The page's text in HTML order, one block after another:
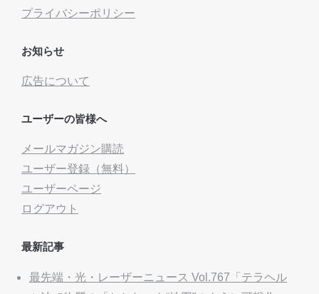
プライバシーポリシー
お知らせ
広告について
ユーザーの皆様へ
メールマガジン購読
ユーザー登録（無料）
ユーザーページ
ログアウト
最新記事
最先端・光・レーザーニュース Vol.767「テラヘル